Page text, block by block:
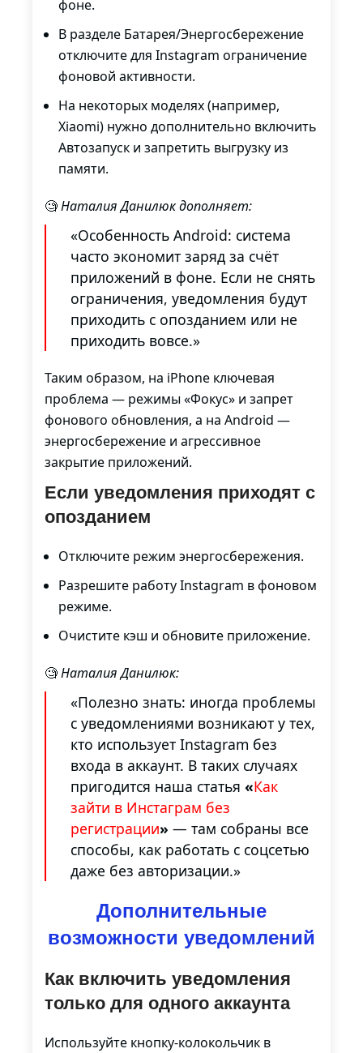
фоне.
В разделе Батарея/Энергосбережение
отключите для Instagram ограничение
фоновой активности.
На некоторых моделях (например,
Xiaomi) нужно дополнительно включить
Автозапуск и запретить выгрузку из
памяти.
🧐Наталия Данилюк дополняет:
«Особенность Android: система
часто экономит заряд за счёт
приложений в фоне. Если не снять
ограничения, уведомления будут
приходить с опозданием или не
приходить вовсе.»
Таким образом, на iPhone ключевая
проблема — режимы «Фокус» и запрет
фонового обновления, а на Android —
энергосбережение и агрессивное
закрытие приложений.
Если уведомления приходят с
опозданием
Отключите режим энергосбережения.
Разрешите работу Instagram в фоновом
режиме.
Очистите кэш и обновите приложение.
🧐Наталия Данилюк:
«Полезно знать: иногда проблемы
с уведомлениями возникают у тех,
кто использует Instagram без
входа в аккаунт. В таких случаях
пригодится наша статья «Как
зайти в Инстаграм без
регистрации» — там собраны все
способы, как работать с соцсетью
даже без авторизации.»
Дополнительные
возможности уведомлений
Как включить уведомления
только для одного аккаунта
Используйте кнопку-колокольчик в